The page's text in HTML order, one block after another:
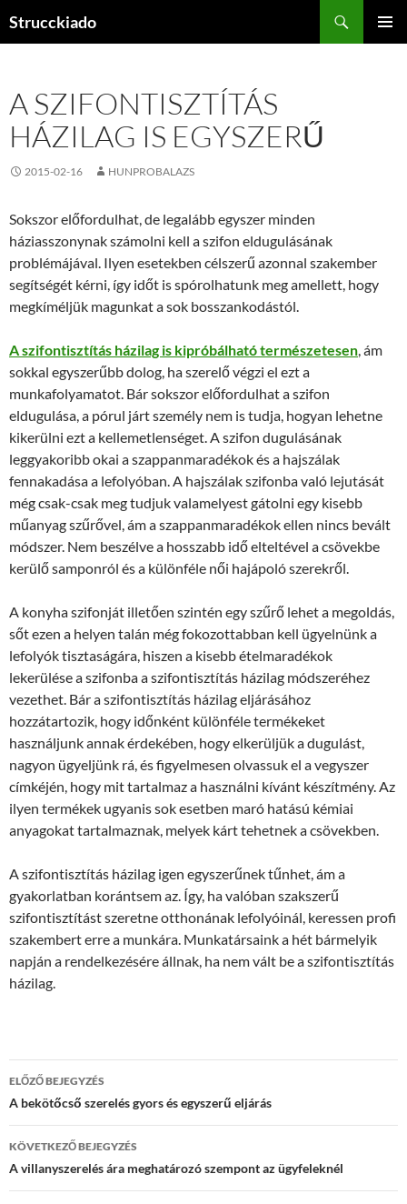
Strucckiado
A SZIFONTISZTÍTÁS
HÁZILAG IS EGYSZERŰ
2015-02-16 HUNPROBALAZS
Sokszor előfordulhat, de legalább egyszer minden
háziasszonynak számolni kell a szifon eldugulásának
problémájával. Ilyen esetekben célszerű azonnal szakember
segítségét kérni, így időt is spórolhatunk meg amellett, hogy
megkíméljük magunkat a sok bosszankodástól.
A szifontisztítás házilag is kipróbálható természetesen, ám
sokkal egyszerűbb dolog, ha szerelő végzi el ezt a
munkafolyamatot. Bár sokszor előfordulhat a szifon
eldugulása, a pórul járt személy nem is tudja, hogyan lehetne
kikerülni ezt a kellemetlenséget. A szifon dugulásának
leggyakoribb okai a szappanmaradékok és a hajszálak
fennakadása a lefolyóban. A hajszálak szifonba való lejutását
még csak-csak meg tudjuk valamelyest gátolni egy kisebb
műanyag szűrővel, ám a szappanmaradékok ellen nincs bevált
módszer. Nem beszélve a hosszabb idő elteltével a csövekbe
kerülő samponról és a különféle női hajápoló szerekről.
A konyha szifonját illetően szintén egy szűrő lehet a megoldás,
sőt ezen a helyen talán még fokozottabban kell ügyelnünk a
lefolyók tisztaságára, hiszen a kisebb ételmaradékok
lekerülése a szifonba a szifontisztítás házilag módszeréhez
vezethet. Bár a szifontisztítás házilag eljárásához
hozzátartozik, hogy időnként különféle termékeket
használjunk annak érdekében, hogy elkerüljük a dugulást,
nagyon ügyeljünk rá, és figyelmesen olvassuk el a vegyszer
címkéjén, hogy mit tartalmaz a használni kívánt készítmény. Az
ilyen termékek ugyanis sok esetben maró hatású kémiai
anyagokat tartalmaznak, melyek kárt tehetnek a csövekben.
A szifontisztítás házilag igen egyszerűnek tűnhet, ám a
gyakorlatban korántsem az. Így, ha valóban szakszerű
szifontisztítást szeretne otthonának lefolyóinál, keressen profi
szakembert erre a munkára. Munkatársaink a hét bármelyik
napján a rendelkezésére állnak, ha nem vált be a szifontisztítás
házilag.
Bejegyzések
navigációja
ELŐZŐ BEJEGYZÉS
A bekötőcső szerelés gyors és egyszerű eljárás
KÖVETKEZŐ BEJEGYZÉS
A villanyszerelés ára meghatározó szempont az ügyfeleknél